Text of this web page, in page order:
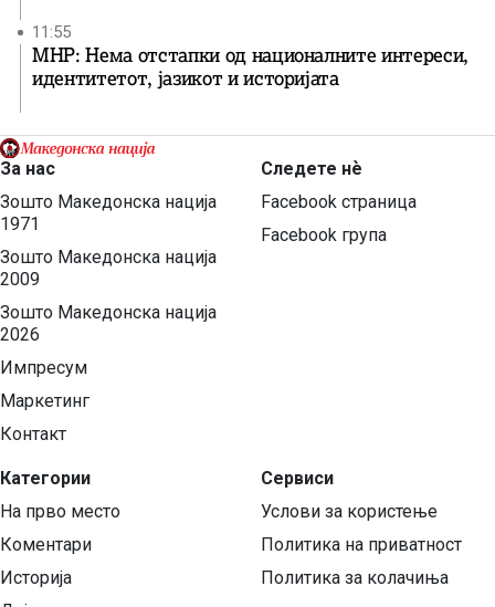
11:55
МНР: Нема отстапки од националните интереси,
идентитетот, јазикот и историјата
За нас
Зошто Македонска нација
1971
Зошто Македонска нација
2009
Зошто Македонска нација
2026
Импресум
Маркетинг
Контакт
Категории
На прво место
Коментари
Историја
Следете нѐ
Facebook страница
Facebook група
Сервиси
Услови за користење
Политика на приватност
Политика за колачиња